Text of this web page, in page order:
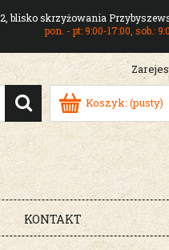
blisko skrzyżowania
pon. - pt: 9:00-17:00, sob.:
Koszyk: (pusty)
KONTAKT